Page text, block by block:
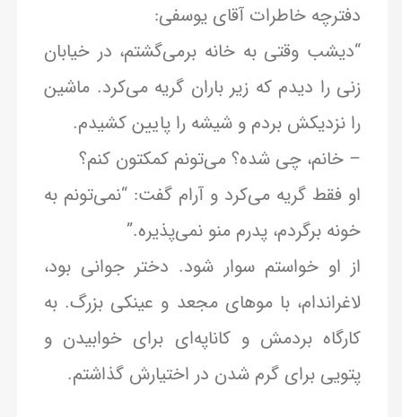
دفترچه خاطرات آقای یوسفی:
“دیشب وقتی به خانه برمی‌گشتم، در خیابان
زنی را دیدم که زیر باران گریه می‌کرد. ماشین
را نزدیکش بردم و شیشه را پایین کشیدم.
– خانم، چی شده؟ می‌تونم کمکتون کنم؟
او فقط گریه می‌کرد و آرام گفت: “نمی‌تونم به
خونه برگردم، پدرم منو نمی‌پذیره.”
از او خواستم سوار شود. دختر جوانی بود،
لاغراندام، با موهای مجعد و عینکی بزرگ. به
کارگاه بردمش و کاناپه‌ای برای خوابیدن و
پتویی برای گرم شدن در اختیارش گذاشتم.